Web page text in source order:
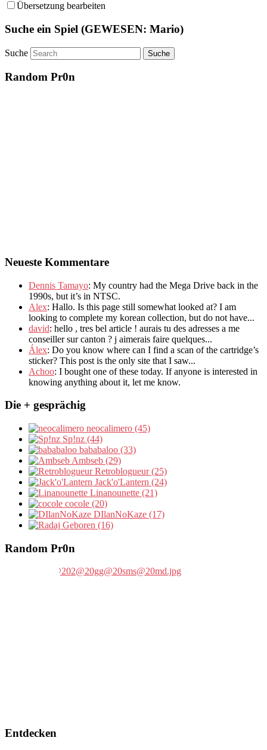
Übersetzung bearbeiten
Suche ein Spiel (GEWESEN: Mario)
Suche
Random Pr0n
Neueste Kommentare
Dennis Tamayo: My country had the Mega Drive back in the
1990s, but it’s in NTSC.
Alex: Hallo. Is this page still somewhat looked at? I am
looking to complete my korean collection, but do not have...
david: hello , tres bel article ! aurais tu des adresses a me
conseiller sur canton ? j aimerais faire quelques...
Álex: Do you know where can I find a scan of the cartridge’s
sticker? This post is the only site that I saw...
Achoo: I bought one of these today. If anyone is interested in
knowing anything about it, let me know.
Die + gesprächig
neocalimero (45)
Sp!nz (44)
bababaloo (33)
Ambseb (29)
Retroblogueur (25)
Jack'o'Lantern (24)
Linanounette (21)
cocole (20)
DIlanNoKaze (17)
Geboren (16)
Random Pr0n
Entdecken